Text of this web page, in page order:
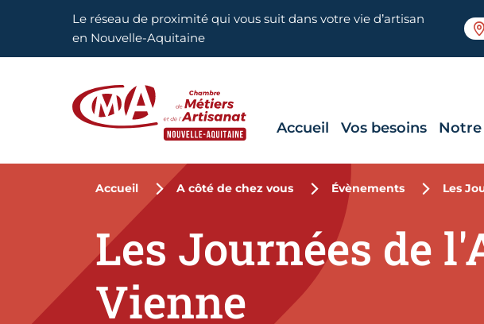
Aller en haut de pageLe réseau de proximité qui vous suit dans votre vie d’artisan
en Nouvelle-Aquitaine
Accueil Vos besoins
Accueil A côté de chez vous Évènements Les
Les Journées de
Vienne